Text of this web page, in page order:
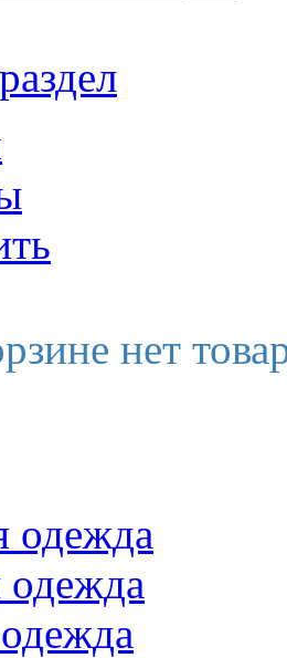
нет
одежда